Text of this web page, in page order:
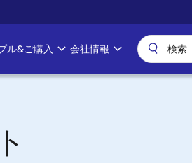
ル&ご購入 会社情報